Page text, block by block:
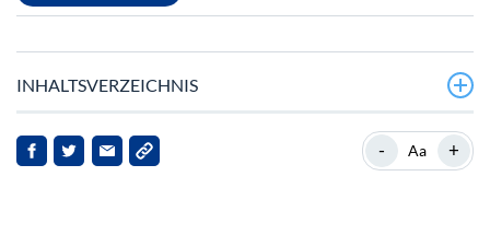
INHALTSVERZEICHNIS
Ethenas aktuelles Finanz‑Bild
- Aa +